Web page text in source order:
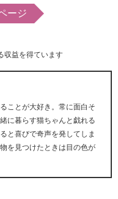
ージ
収益を得ています
ことが大好き。常に面白そ
に暮らす猫ちゃんと戯れる
と喜びで奇声を発してしま
を見つけたときは目の色が